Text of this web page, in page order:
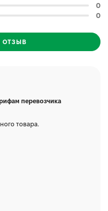
0
0
ОТЗЫВ
перевозчика
товара.